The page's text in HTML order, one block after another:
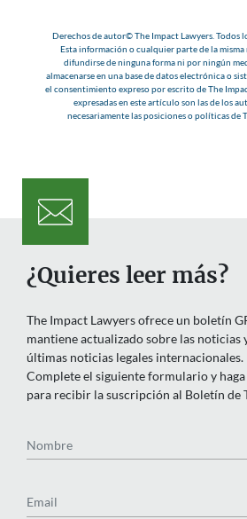
Derechos de autor© The Impact Lawyers. Todos
Esta información o cualquier parte de la misma
difundirse de ninguna forma ni por ningún
almacenarse en una base de datos electrónica o
el consentimiento expreso por escrito de The
expresadas en este artículo son las de los
necesariamente las posiciones o políticas de
¿Quieres leer más?
The Impact Lawyers ofrece un boletín
mantiene actualizado sobre las noticias
últimas noticias legales internacionales.
Complete el siguiente formulario y
para recibir la suscripción al Boletín de